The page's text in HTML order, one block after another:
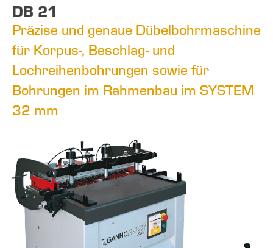
DB 21
Präzise und genaue Dübelbohrmaschine
für Korpus-, Beschlag- und
Lochreihenbohrungen sowie für
Bohrungen im Rahmenbau im SYSTEM
32 mm